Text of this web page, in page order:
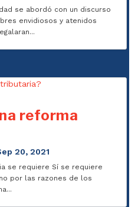
se abordó con un discurso
envidiosos y atenidos
reforma
20, 2021
se requiere Sí se requiere
por las razones de los